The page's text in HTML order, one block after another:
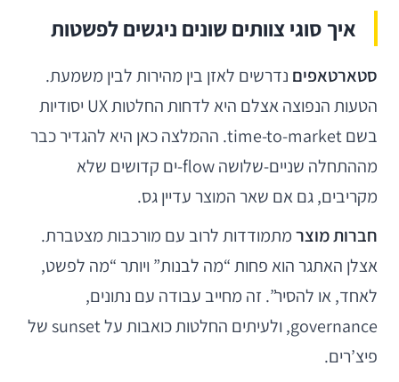
איך סוגי צוותים שונים ניגשים לפשטות
סטארטאפים נדרשים לאזן בין מהירות לבין משמעת.
הטעות הנפוצה אצלם היא לדחות החלטות UX יסודיות
בשם time-to-market. ההמלצה כאן היא להגדיר כבר
מההתחלה שניים-שלושה flow-ים קדושים שלא
מקריבים, גם אם שאר המוצר עדיין גס.
חברות מוצרמתמודדות לרוב עם מורכבות מצטברת.
אצלן האתגר הוא פחות “מה לבנות” ויותר “מה לפשט,
לאחד, או להסיר”. זה מחייב עבודה עם נתונים,
governance, ולעיתים החלטות כואבות על sunset של
פיצ’רים.